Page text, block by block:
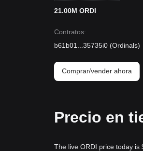
21.00M ORDI
Contratos:
b61b01
35735i0 (Ordinals)
Comprar/vender ahora
Precio en
The live ORDI price today